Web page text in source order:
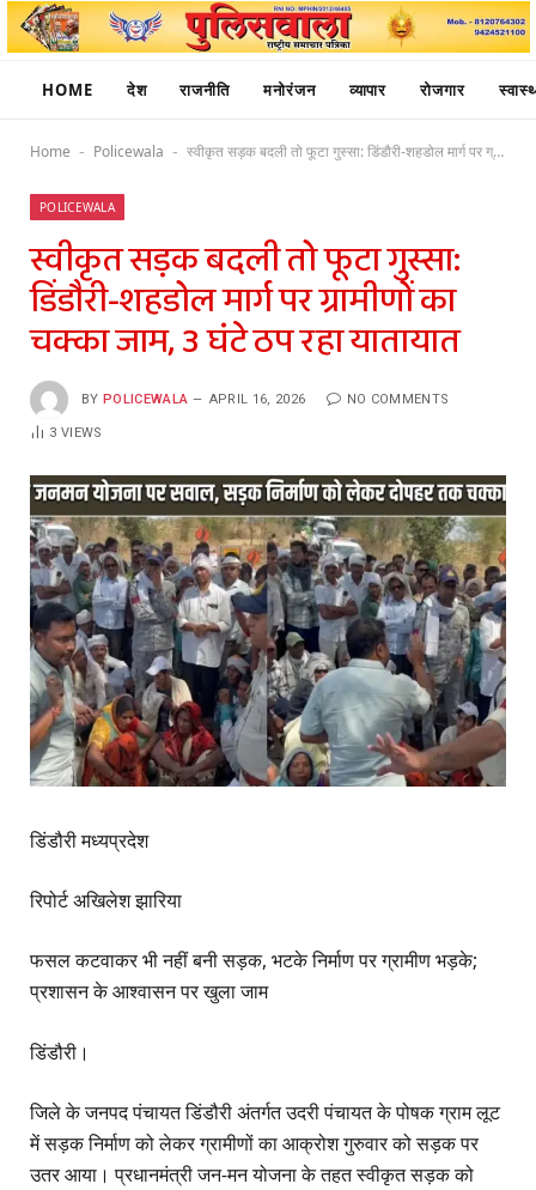
HOME देश राजनीति मनोरंजन व्यापार रोजगार
Home - Policewala - स्वीकृत सड़क बदली तो फूटा गुस्सा: डिंडौरी-शहडोल मार्ग पर ग्रामीणों का चक्का जाम, 3 घंटे ठप रहा यातायात
POLICEWALA
स्वीकृत सड़क बदली तो फूटा गुस्सा:
डिंडौरी-शहडोल मार्ग पर ग्रामीणों का
चक्का जाम, 3 घंटे ठप रहा यातायात
BY POLICEWALA APRIL 16, 2026 NO COMMENTS
3VIEWS
डिंडौरी मध्यप्रदेश
रिपोर्ट अखिलेश झारिया
फसल कटवाकर भी नहीं बनी सड़क, भटके निर्माण पर ग्रामीण भड़के;
प्रशासन के आश्वासन पर खुला जाम
डिंडौरी।
जिले के जनपद पंचायत डिंडौरी अंतर्गत उदरी पंचायत के पोषक ग्राम लूट
में सड़क निर्माण को लेकर ग्रामीणों का आक्रोश गुरुवार को सड़क पर
उतर आया। प्रधानमंत्री जन-मन योजना के तहत स्वीकृत सड़क को